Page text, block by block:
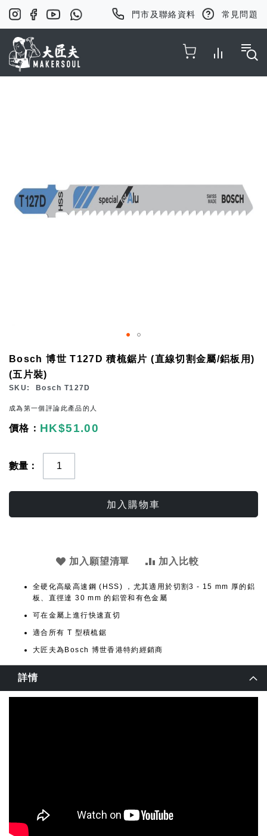
門市及聯絡資料 常見問題
Bosch 博世 T127D 積梳鋸片 (直線切割金屬/鋁板用)
(五片裝)
SKU Bosch T127D
成為第一個評論此產品的人
HK$51.00
數量
加入購物車
加入願望清單 加入比較
全硬化高級高速鋼 (HSS) ，尤其適用於切割3 - 15 mm 厚的鋁
板、直徑達 30 mm 的鋁管和有色金屬
可在金屬上進行快速直切
適合所有 T 型積梳鋸
大匠夫為Bosch 博世香港特約經銷商
gallery
the
of
the
gallery
詳情